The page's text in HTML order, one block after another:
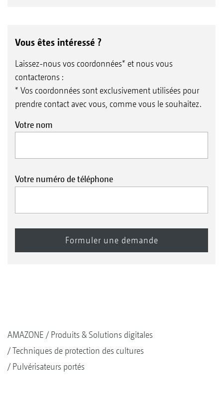
Vous êtes intéressé ?
Laissez-nous vos coordonnées* et nous vous
contacterons :
* Vos coordonnées sont exclusivement utilisées pour
prendre contact avec vous, comme vous le souhaitez.
Votre nom
Votre numéro de téléphone
AMAZONE
Produits & Solutions digitales
Techniques de protection des cultures
Pulvérisateurs portés